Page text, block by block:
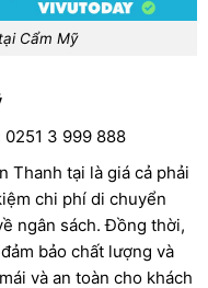
Cẩm Mỹ
3 999 888
tại là giá cả phải
chi phí di chuyển
ngân sách. Đồng thời,
bảo chất lượng và
và an toàn cho khách